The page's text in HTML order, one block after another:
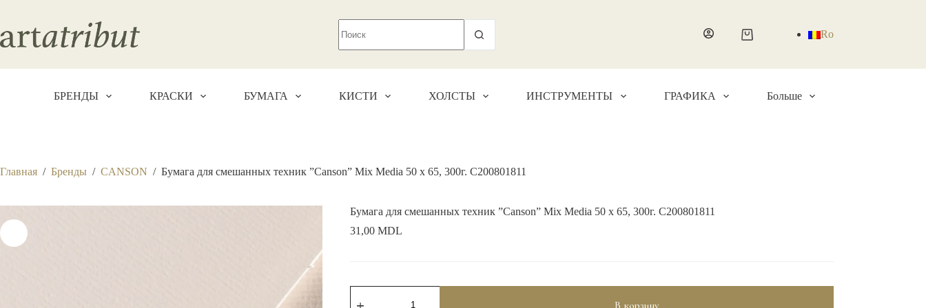
сути
Корзина Ro
БРЕНДЫ КРАСКИ БУМАГА КИСТИ ХОЛСТЫ ИНСТРУМЕНТЫ ГРАФИКА Больше
Главная / Бренды / CANSON / Бумага для смешанных техник ”Canson” Mix Media 50 x 65, 300г. C200801811
Бумага для смешанных техник ”Canson” Mix Media 50 x 65, 300г. C200801811
31,00 MDL
товара
В корзину